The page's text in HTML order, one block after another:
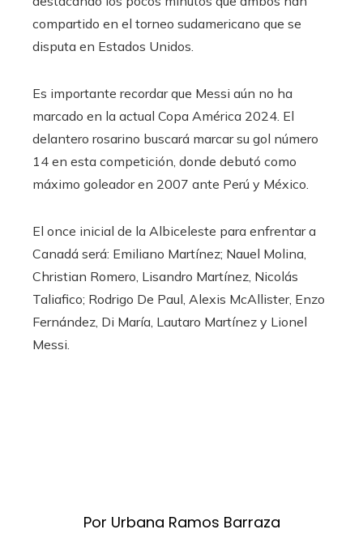
compartido en el torneo sudamericano que se
disputa en Estados Unidos.
Es importante recordar que Messi aún no ha
marcado en la actual Copa América 2024. El
delantero rosarino buscará marcar su gol número
14 en esta competición, donde debutó como
máximo goleador en 2007 ante Perú y México.
El once inicial de la Albiceleste para enfrentar a
Canadá será: Emiliano Martínez; Nauel Molina,
Christian Romero, Lisandro Martínez, Nicolás
Taliafico; Rodrigo De Paul, Alexis McAllister, Enzo
Fernández, Di María, Lautaro Martínez y Lionel
Messi.
Por Urbana Ramos Barraza